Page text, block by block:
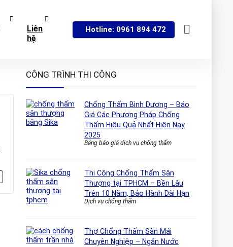
Liên
hệ
Hotline: 0961 894 472
CÔNG TRÌNH THI CÔNG
Chống Thấm Bình Dương – Báo
Giá Các Phương Pháp Chống
Thấm Hiệu Quả Nhất Hiện Nay
2025
Bảng báo giá dịch vụ chống thấm
Thi Công Chống Thấm Sân
Thượng tại TPHCM – Bền Lâu
Trên 10 Năm, Bảo Hành Dài Hạn
Dịch vụ chống thấm
Thợ Chống Thấm Sàn Mái
Chuyên Nghiệp – Ngăn Nước